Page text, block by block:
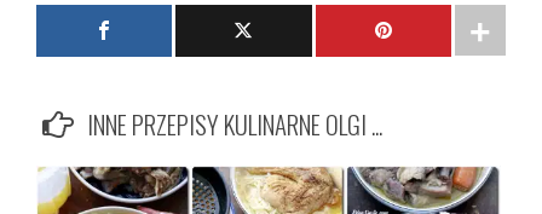
INNE PRZEPISY KULINARNE OLGI ...